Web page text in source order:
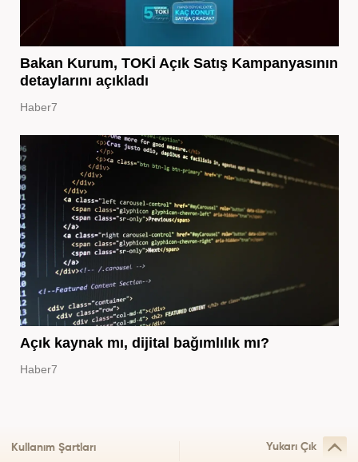
Bakan Kurum, TOKİ Açık Satış Kampanyasının
detaylarını açıkladı
Haber7
Açık kaynak mı, dijital bağımlılık mı?
Haber7
Kullanım Şartları Yukarı Çık